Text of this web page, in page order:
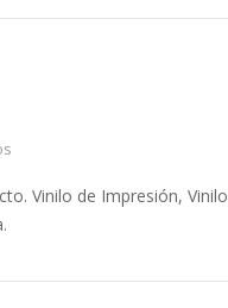
Vinilo de Impresión, Vinilo